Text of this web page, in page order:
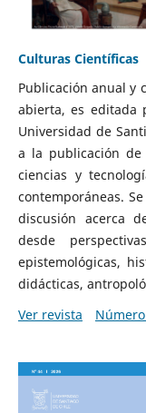
Culturas Científicas
Publicación anual y
abierta, es editada
Universidad de
a la publicación de
ciencias y
contemporáneas.
discusión acerca
desde
epistemológicas,
didácticas,
Ver revista